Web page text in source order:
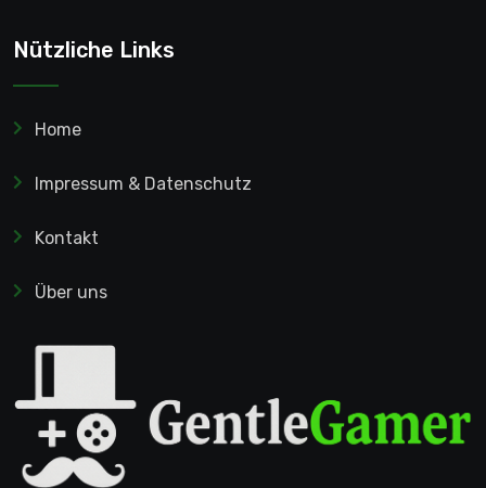
Nützliche Links
Home
Impressum & Datenschutz
Kontakt
Über uns